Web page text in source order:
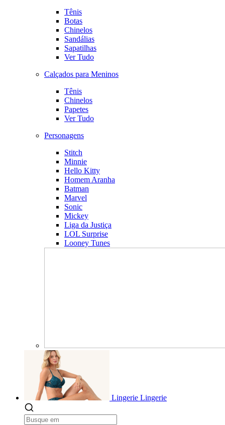
Tênis
Botas
Chinelos
Sandálias
Sapatilhas
Ver Tudo
Calçados para Meninos
Tênis
Chinelos
Papetes
Ver Tudo
Personagens
Stitch
Minnie
Hello Kitty
Homem Aranha
Batman
Marvel
Sonic
Mickey
Liga da Justiça
LOL Surprise
Looney Tunes
Lingerie Lingerie